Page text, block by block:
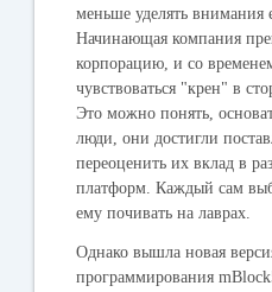
меньше уделять внимания
Начинающая компания
корпорацию, и со
чувствоваться "крен" в
Это можно понять,
люди, они достигли
переоценить их вклад в
платформ. Каждый сам
ему почивать на лаврах.
Однако вышла новая
программирования